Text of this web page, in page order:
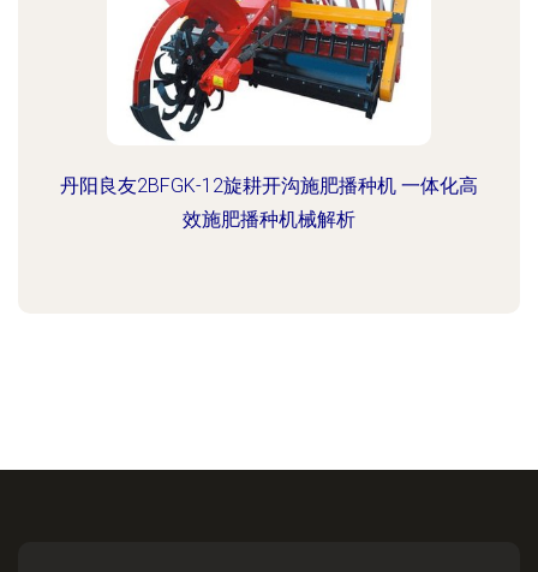
丹阳良友2BFGK-12旋耕开沟施肥播种机 一体化高
效施肥播种机械解析